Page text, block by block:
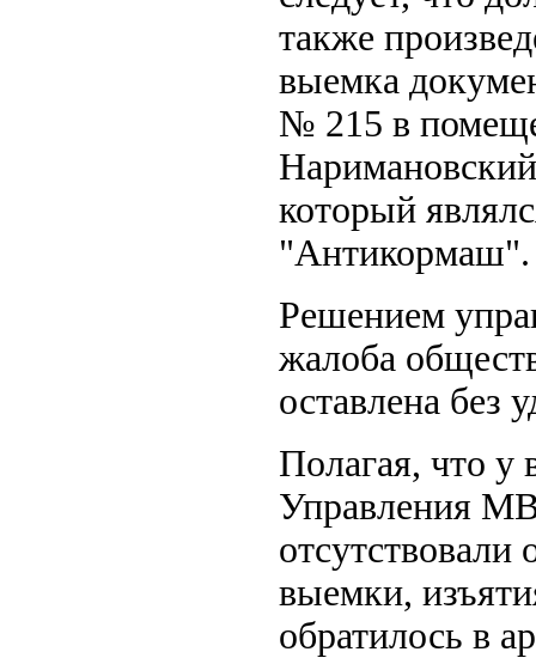
также
выемка
№ 215 в
который
"Антикормаш".
Решением
жалоба
оставлена без
Полагая, что у
Управления
отсутствовали
выемки,
обратилось в